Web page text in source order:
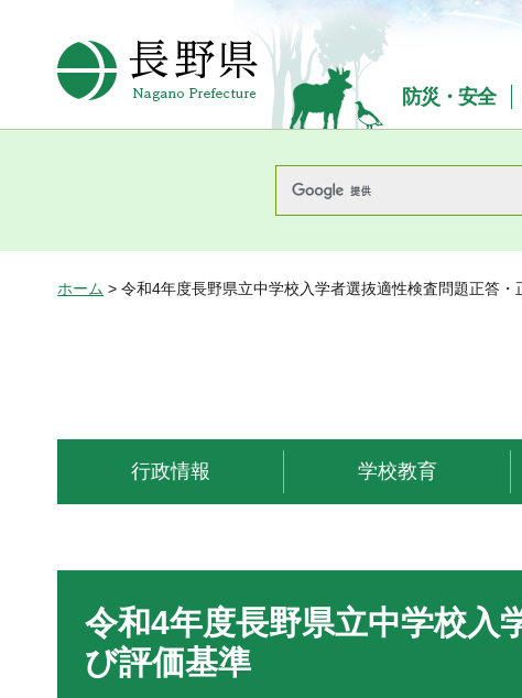
長野県Nagano Prefecture
防災・安全
ホーム > 令和4年度長野県立中学校入学者選抜適性検査問題正答・
行政情報 学校教育
令和4年度長野県立中学校入
び評価基準